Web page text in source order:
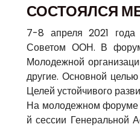
СОСТОЯЛСЯ
7-8 апреля 2021 года
Советом ООН. В
Молодежной
другие. Основной
Целей устойчивого
На молодежном форуме
й сессии Генеральной